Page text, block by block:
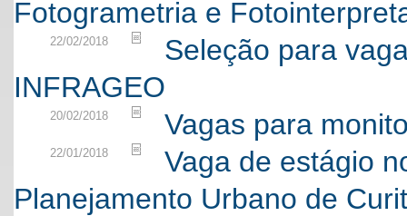
Fotogrametria e
22/02/2018
Seleção para
INFRAGEO
20/02/2018 Vagas para
22/01/2018
Vaga de estágio
Planejamento Urbano de